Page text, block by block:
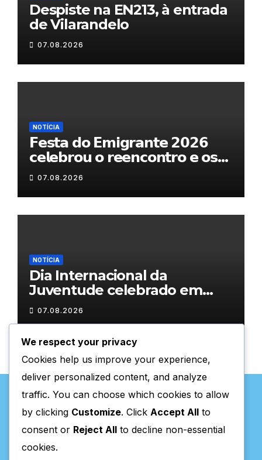
Despiste na EN213, à entrada
de Vilarandelo
07.08.2026
NOTÍCIA
𝗙𝗲𝘀𝘁𝗮 𝗱𝗼 𝗘𝗺𝗶𝗴𝗿𝗮𝗻𝘁𝗲 𝟮𝟬𝟮𝟲
𝗰𝗲𝗹𝗲𝗯𝗿𝗼𝘂 𝗼 𝗿𝗲𝗲𝗻𝗰𝗼𝗻𝘁𝗿𝗼 𝗲 𝗼𝘀
𝗹𝗮𝗰̧𝗼𝘀 𝗾𝘂𝗲 𝘂𝗻𝗲𝗺 𝗠𝘂𝗿𝗰̧𝗮
07.08.2026
NOTÍCIA
Dia Internacional da
Juventude celebrado em
Chaves com atividades
gratuitas
07.08.2026
Valpaços Online
We respect your privacy
Cookies help us improve your experience,
deliver personalized content, and analyze
traffic. You can choose which cookies to allow
by clicking Customize. Click Accept All to
consent or Reject All to decline non-essential
cookies.